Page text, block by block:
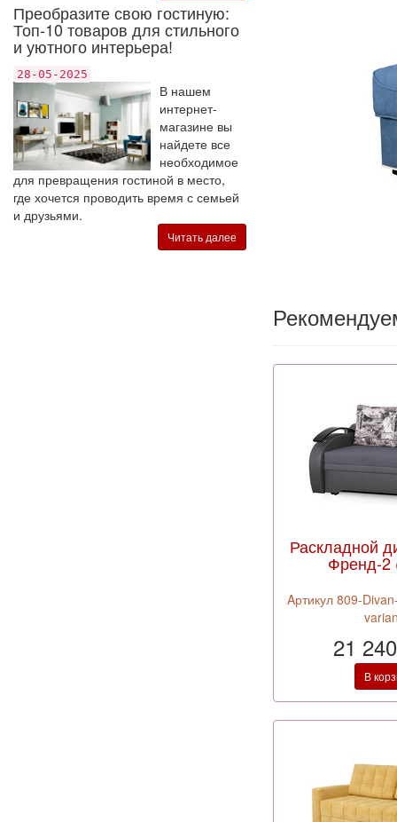
Преобразите свою гостиную:
Топ-10 товаров для стильного
и уютного интерьера!
28-05-2025
В нашем
интернет-
магазине вы
найдете все
необходимое
для превращения гостиной в место,
где хочется проводить время с семьей
и друзьями.
Читать далее
Раскладной
Френд-2
Aртикул 809-
21
В